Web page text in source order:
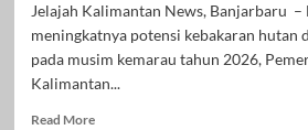
Jelajah Kalimantan News, Banjarbaru –
meningkatnya potensi kebakaran hutan
pada musim kemarau tahun 2026,
Kalimantan...
Read MoreRead